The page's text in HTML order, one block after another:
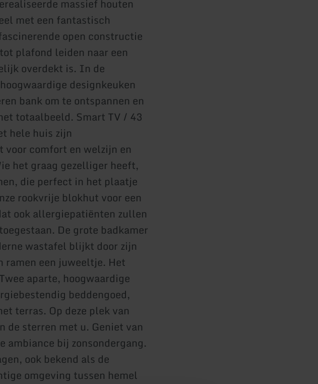
massief houten
met een fantastisch
open constructie
plafond leiden naar een
overdekt is. In de
designkeuken
bank om te ontspannen en
totaalbeeld. Smart TV / 43
hele huis zijn
comfort en welzijn en
het graag gezelliger heeft,
die perfect in het plaatje
rookvrije blokhut voor een
ook allergiepatiënten zullen
De grote badkamer
wastafel blijkt door zijn
ramen een juweeltje. Het
aparte, hoogwaardige
beddengoed,
terras. Op deze plek van
de sterren met u. Geniet van
ambiance bij zonsondergang.
ook bekend als de
omgeving tussen hemel